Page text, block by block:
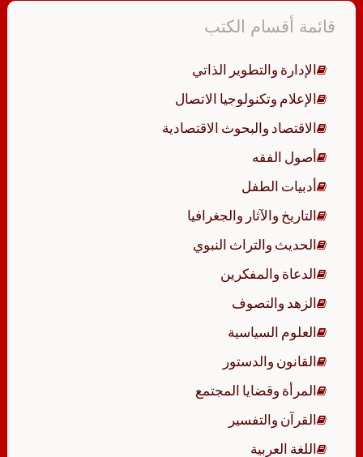
قائمة أقسام الكتب
الإدارة والتطوير الذاتي
الإعلام وتكنولوجيا الاتصال
الاقتصاد والبحوث الاقتصادية
أصول الفقه
أدبيات الطفل
التاريخ والآثار والجغرافيا
الحديث والتراث النبوي
الدعاة والمفكرين
الزهد والتصوف
العلوم السياسية
القانون والدستور
المرأة وقضايا المجتمع
القرآن والتفسير
اللغة العربية